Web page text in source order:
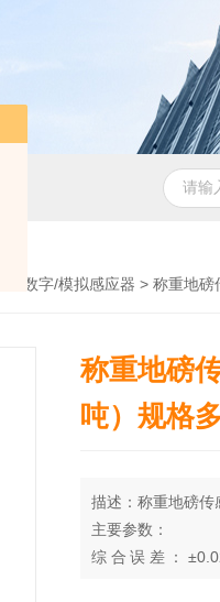
地磅数字/模拟感应器 > 称重地磅
称重地磅
吨）规格
描述：称重地磅
主要参数：
综合误差：